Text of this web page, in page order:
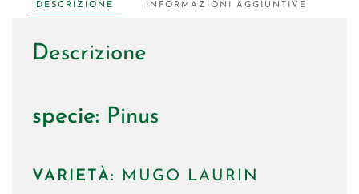
DESCRIZIONE INFORMAZIONI AGGIUNTIVE
Descrizione
specie: Pinus
VARIETÀ: MUGO LAURIN